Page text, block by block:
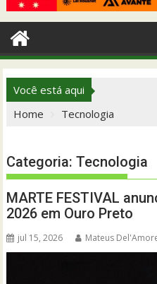
Você está aqui
Home
Tecnologia
Categoria:Tecnologia
MARTE FESTIVAL
2026 em Ouro Preto
jul 15, 2026 Mateus